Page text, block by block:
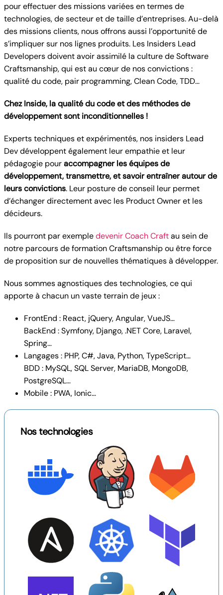
pour effectuer des missions variées en termes de
technologies, de secteur et de taille d’entreprises. Au-delà
des missions clients, nous offrons aussi l’opportunité de
s’impliquer sur nos lignes produits. Les Insiders Lead
Developers doivent avoir assimilé la culture de Software
Craftsmanship, qui est au cœur de nos convictions :
qualité du code, pair programming, Clean Code, TDD…
Chez Inside, la qualité du code et des méthodes de
développement sont inconditionnelles !
Experts techniques et expérimentés, nos insiders Lead
Dev développent également leur empathie et leur
pédagogie pouraccompagner les équipes de
développement, transmettre, et savoir entraîner autour de
leurs convictions. Leur posture de conseil leur permet
d’échanger directement avec les Product Owner et les
décideurs.
Ils pourront par exempledevenir Coach Craftau sein de
notre parcours de formation Craftsmanship ou être force
de proposition sur de nouvelles thématiques à développer.
Nous sommes agnostiques des technologies, ce qui
apporte à chacun un vaste terrain de jeux :
FrontEnd : React, jQuery, Angular, VueJS…
BackEnd : Symfony, Django, .NET Core, Laravel,
Spring…
Langages : PHP, C#, Java, Python, TypeScript…
BDD : MySQL, SQL Server, MariaDB, MongoDB,
PostgreSQL…
Mobile : PWA, Ionic…
Nos technologies